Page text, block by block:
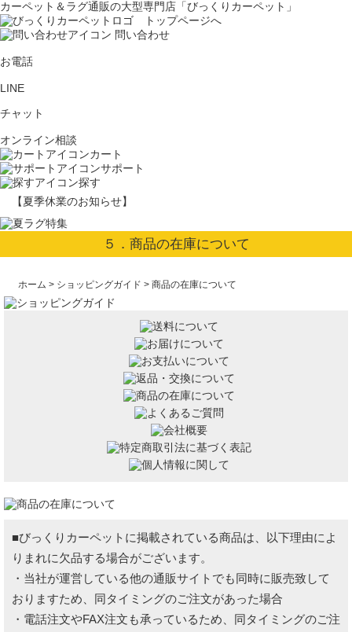
カーペット＆ラグ通販の大型専門店「びっくりカーペット」
問い合わせ
お電話
LINE
チャット
オンライン相談
カート
サポート
探す
【夏季休業のお知らせ】
５．商品の在庫について
ホーム > ショッピングガイド > 商品の在庫について
■びっくりカーペットに掲載されている商品は、以下理由によ
りまれに欠品する場合がございます。
・当社が運営している他の通販サイトでも同時に販売致して
おりますため、同タイミングのご注文があった場合
・電話注文やFAX注文も承っているため、同タイミングのご注